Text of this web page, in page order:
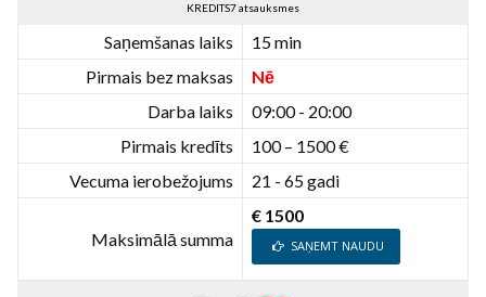
KREDITS7 atsauksmes
Saņemšanas laiks
15 min
Pirmais bez maksas
Nē
Darba laiks
09:00 - 20:00
Pirmais kredīts
100 – 1500 €
Vecuma ierobežojums
21 - 65 gadi
Maksimālā summa
€ 1500
SAŅEMT NAUDU